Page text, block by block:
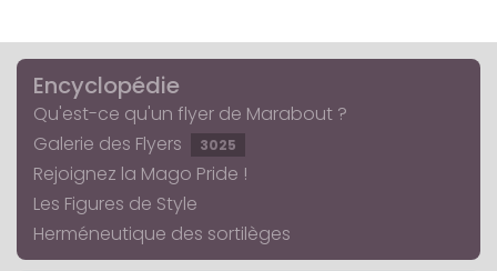
Encyclopédie
Qu'est-ce qu'un flyer de Marabout ?
Galerie des Flyers
3025
Rejoignez la Mago Pride !
Les Figures de Style
Herméneutique des sortilèges